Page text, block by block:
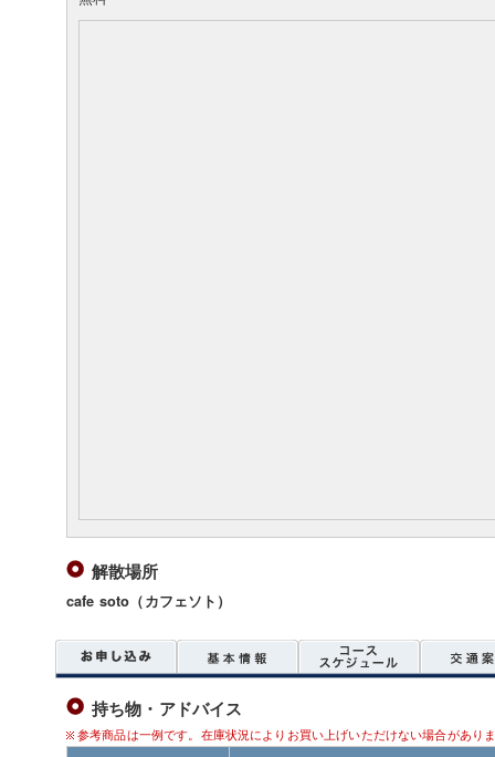
解散場所
cafe soto（カフェソト）
持ち物・アドバイス
参考商品は一例です。在庫状況によりお買い上げいただけない場合があり